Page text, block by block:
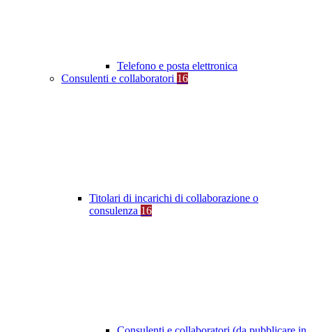
Telefono e posta elettronica
Consulenti e collaboratori 16
Titolari di incarichi di collaborazione o
consulenza 16